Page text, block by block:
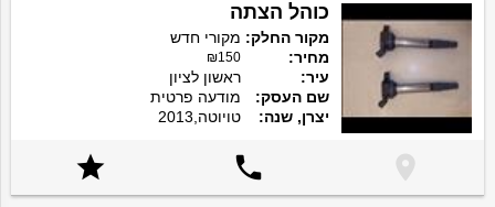
כוהל הצתה
מקור החלק: מקורי חדש
מחיר:
₪150
עיר:
ראשון לציון
שם העסק:
מודעה פרטית
יצרן, שנה:
טויוטה,2013


